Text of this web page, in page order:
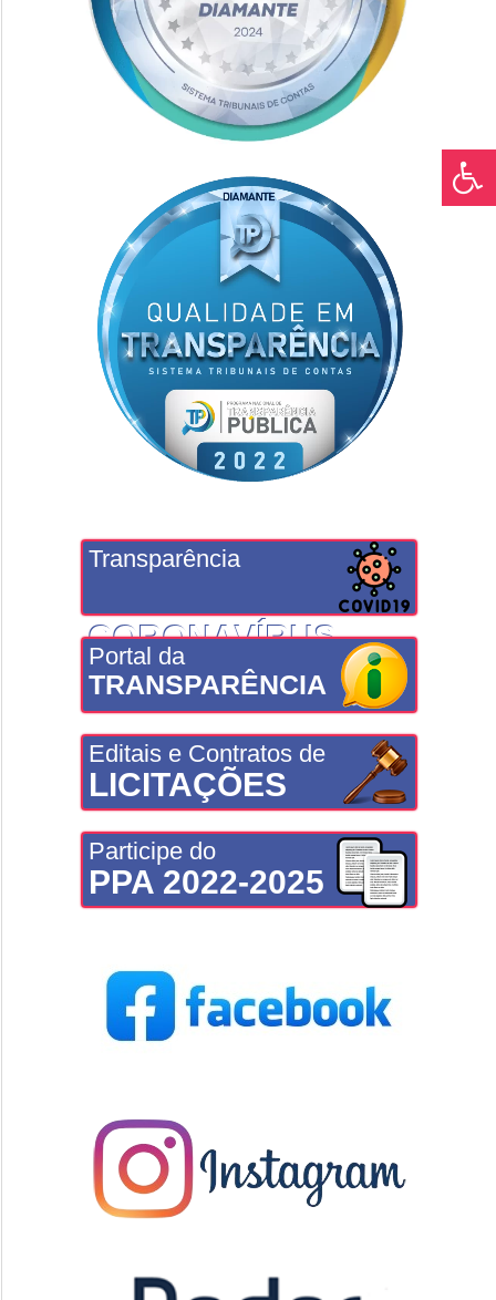
Transparência
CORONAVÍRUS
Portal da
TRANSPARÊNCIA
Editais e Contratos de
LICITAÇÕES
Participe do
PPA 2022-2025